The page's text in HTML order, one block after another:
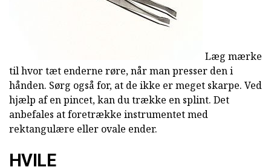
Læg mærke
til hvor tæt enderne røre, når man presser den i
hånden. Sørg også for, at de ikke er meget skarpe. Ved
hjælp af en pincet, kan du trække en splint. Det
anbefales at foretrække instrumentet med
rektangulære eller ovale ender.
HVILE